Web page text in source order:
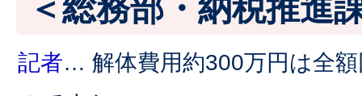
＜総務部・納税推進
記者… 解体費用約300万円は全